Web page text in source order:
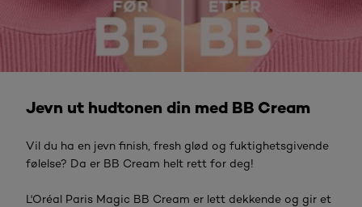
Jevn ut hudtonen din med BB Cream
Vil du ha en jevn finish, fresh glød og fuktighetsgivende
følelse? Da er BB Cream helt rett for deg!
L'Oréal Paris Magic BB Cream er lett dekkende og gir et